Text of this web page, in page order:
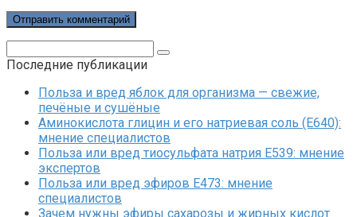
Последние публикации
Польза и вред яблок для организма — свежие,
печёные и сушёные
Аминокислота глицин и его натриевая соль (Е640):
мнение специалистов
Польза или вред тиосульфата натрия Е539: мнение
экспертов
Польза или вред эфиров Е473: мнение
специалистов
Зачем нужны эфиры сахарозы и жирных кислот